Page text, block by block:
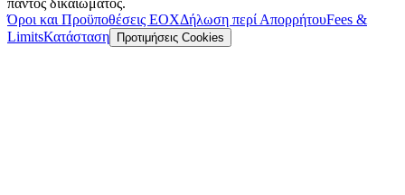
Όροι και Προϋποθέσεις ΕΟΧΔήλωση περί ΑπορρήτουFees &
LimitsΚατάσταση Προτιμήσεις Cookies